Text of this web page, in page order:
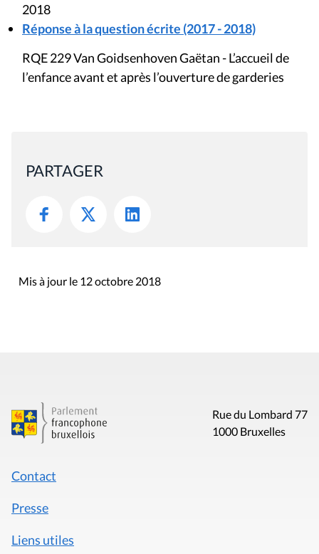
2018
Réponse à la question écrite (2017 - 2018)
RQE 229 Van Goidsenhoven Gaëtan - L’accueil de
l’enfance avant et après l’ouverture de garderies
PARTAGER
Mis à jour le 12 octobre 2018
Rue du Lombard 77
1000 Bruxelles
Contact
Presse
Liens utiles